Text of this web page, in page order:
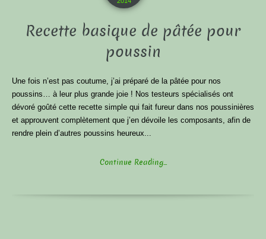
Recette basique de pâtée pour
poussin
Une fois n’est pas coutume, j’ai préparé de la pâtée pour nos
poussins… à leur plus grande joie ! Nos testeurs spécialisés ont
dévoré goûté cette recette simple qui fait fureur dans nos poussinières
et approuvent complètement que j’en dévoile les composants, afin de
rendre plein d’autres poussins heureux...
Continue Reading...